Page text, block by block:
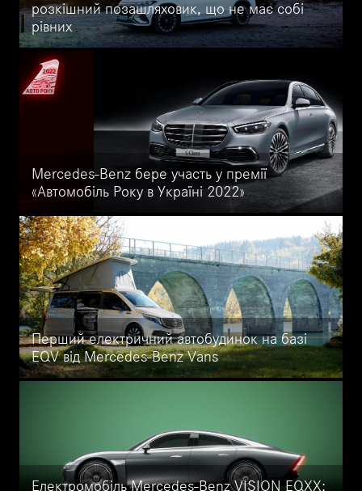
розкішний позашляховик, що не має собі
рівних
Огляд позашляховика EQS SUV від Mercedes-Benz від
офіційного дилера Mercedes-Benz Автоцентр на Кільцевій.
Офіційна інформація про запас ходу, потужність, версії
позашляховика EQS.
Mercedes-Benz бере участь у премії
«Автомобіль Року в Україні 2022»
8 моделей Mercedes-Benz номіновано у 8 номінаціях премії
«Автомобіль Року в Україні 2022». Серед них EQC та EQA,
Mercedes-Maybach GLS, C-Class та S-Class, Mercedes-AMG GT
4-Door Coupe та Mercedes-Maybach S-Class.
Перший електричний автобудинок на базі
EQV від Mercedes-Benz Vans
Mercedes-Benz Vans - перший електричний будинок на колесах
Електромобіль Mercedes-Benz VISION EQXX: